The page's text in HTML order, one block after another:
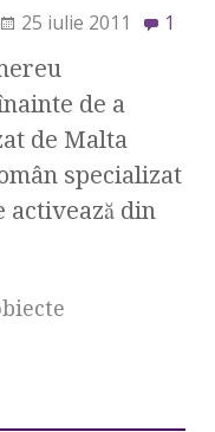
25 iulie 2011 1
de a
de Malta
specializat
activează din